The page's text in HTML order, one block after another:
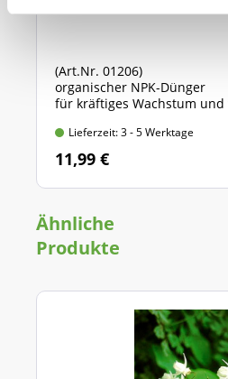
(Art.Nr. 01206)
organischer NPK-Dünger
für kräftiges Wachstum und
Lieferzeit: 3 - 5 Werktage
11,99 €
Ähnliche
Produkte